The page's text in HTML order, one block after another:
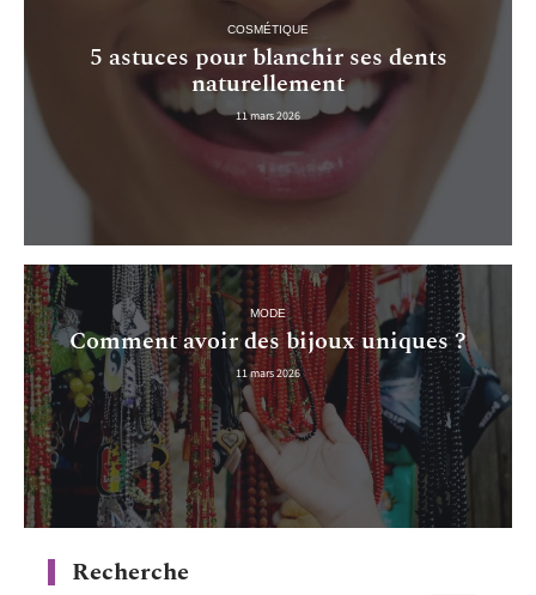
COSMÉTIQUE
5 astuces pour blanchir ses dents
naturellement
11 mars 2026
MODE
Comment avoir des bijoux uniques ?
11 mars 2026
Recherche